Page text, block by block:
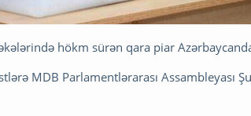
hökm sürən qara piar
MDB Parlamentlərarası Assambleyası